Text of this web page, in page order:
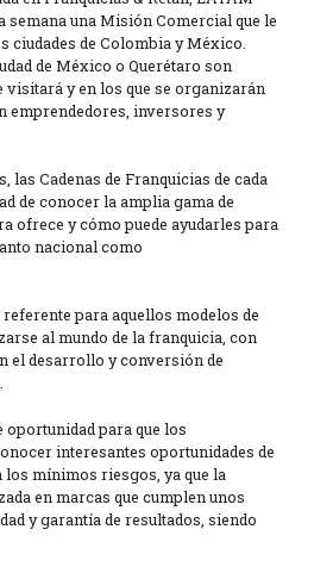
semana una Misión Comercial que le
de Colombia y México.
de México o Querétaro son
visitará y en los que se organizarán
emprendedores, inversores y
las Cadenas de Franquicias de cada
de conocer la amplia gama de
ofrece y cómo puede ayudarles para
nacional como
para aquellos modelos de
al mundo de la franquicia, con
el desarrollo y conversión de
oportunidad para que los
interesantes oportunidades de
mínimos riesgos, ya que la
en marcas que cumplen unos
y garantía de resultados, siendo